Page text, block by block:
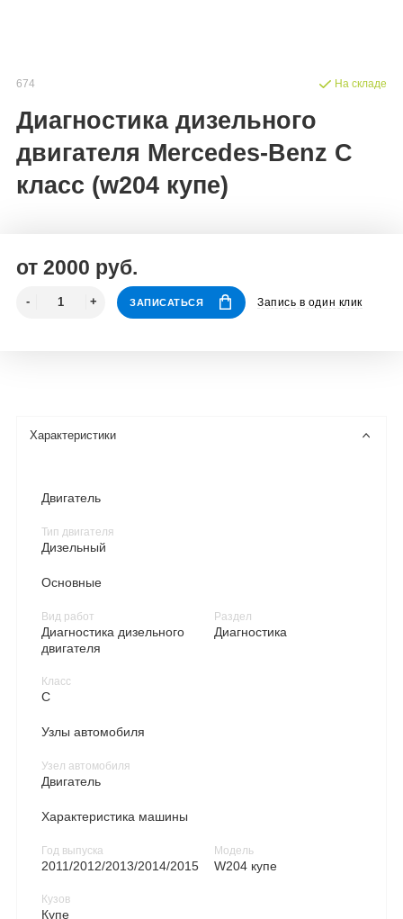
674
Диагностика дизельного
двигателя Mercedes-Benz C
класс (w204 купе)
На складе
от 2000 руб.
ЗАПИСАТЬСЯ Запись в один клик
Характеристики
Двигатель
Тип двигателя
Дизельный
Основные
Вид работ
Диагностика дизельного
двигателя
Класс
C
Раздел
Диагностика
Узлы автомобиля
Узел автомобиля
Двигатель
Характеристика машины
Год выпуска
2011/2012/2013/2014/2015
Кузов
Купе
Модель
W204 купе